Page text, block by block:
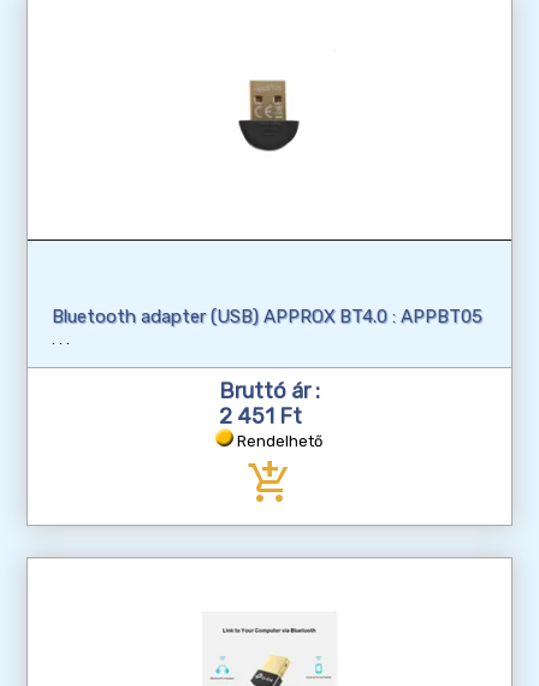
Bluetooth adapter (USB) APPROX BT4.0 : APPBT05
Bruttó ár :
2 451 Ft
Rendelhető
add_shopping_cart